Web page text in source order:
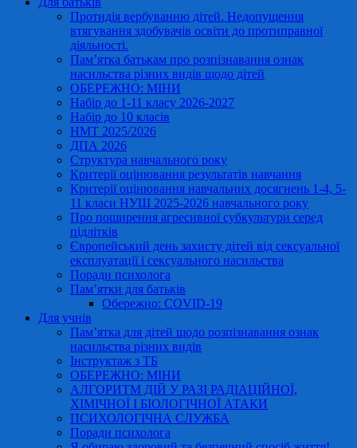
Протидія вербуванню дітей. Недопущення
втягування здобувачів освіти до протиправної
діяльності.
Пам’ятка батькам про розпізнавання ознак
насильства різних видів щодо дітей
ОБЕРЕЖНО: МІНИ
Набір до 1-11 класу 2026-2027
Набір до 10 класів
НМТ 2025/2026
ДПА 2026
Структура навчального року
Критерії оцінювання результатів навчання
Критерії оцінювання навчальних досягнень 1-4, 5-
11 класи НУШ 2025-2026 навчального року
Про поширення агресивної субкультури серед
підлітків
Європейський день захисту дітей від сексуальної
експлуатації і сексуального насильства
Поради психолога
Пам’ятки для батьків
Обережно: COVID-19
Для учнів
Пам’ятка для дітей щодо розпізнавання ознак
насильства різних видів
Інструктаж з ТБ
ОБЕРЕЖНО: МІНИ
АЛГОРИТМ ДІЙ У РАЗІ РАДІАЦІЙНОЇ,
ХІМІЧНОЇ І БІОЛОГІЧНОЇ АТАКИ
ПСИХОЛОГІЧНА СЛУЖБА
Поради психолога